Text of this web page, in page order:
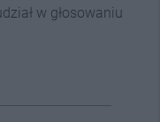
w głosowaniu